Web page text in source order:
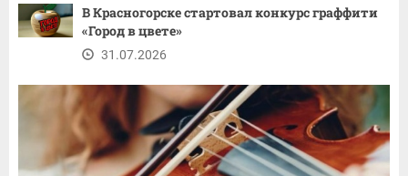
В Красногорске стартовал конкурс граффити
«Город в цвете»
31.07.2026